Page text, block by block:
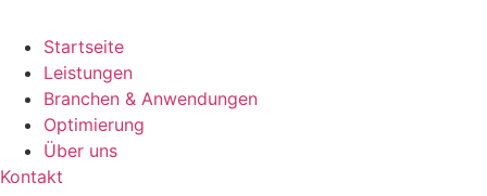
Startseite
Leistungen
Branchen & Anwendungen
Optimierung
Über uns
Kontakt